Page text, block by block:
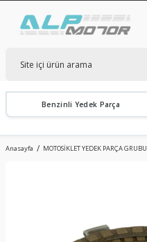
Benzinli Yedek Parça
Anasayfa MOTOSİKLET YEDEK PARÇA GRUBU